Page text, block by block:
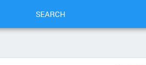
SEARCH